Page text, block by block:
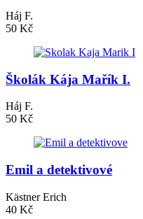
Háj F.
50 Kč
Školák Kája Mařík I.
Háj F.
50 Kč
Emil a detektivové
Kästner Erich
40 Kč